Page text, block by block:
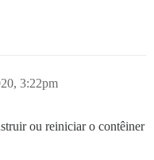
3:22pm
ou reiniciar o contêiner